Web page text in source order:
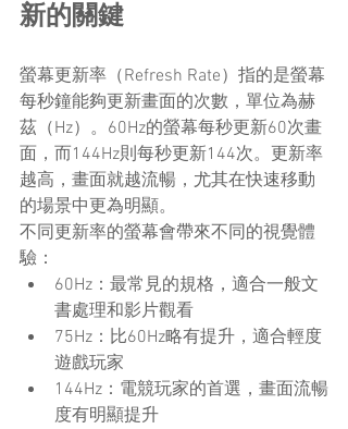
新的關鍵
螢幕更新率（Refresh Rate）指的是螢幕
每秒鐘能夠更新畫面的次數，單位為赫
茲（Hz）。60Hz的螢幕每秒更新60次畫
面，而144Hz則每秒更新144次。更新率
越高，畫面就越流暢，尤其在快速移動
的場景中更為明顯。
不同更新率的螢幕會帶來不同的視覺體
驗：
60Hz：最常見的規格，適合一般文
書處理和影片觀看
75Hz：比60Hz略有提升，適合輕度
遊戲玩家
144Hz：電競玩家的首選，畫面流暢
度有明顯提升